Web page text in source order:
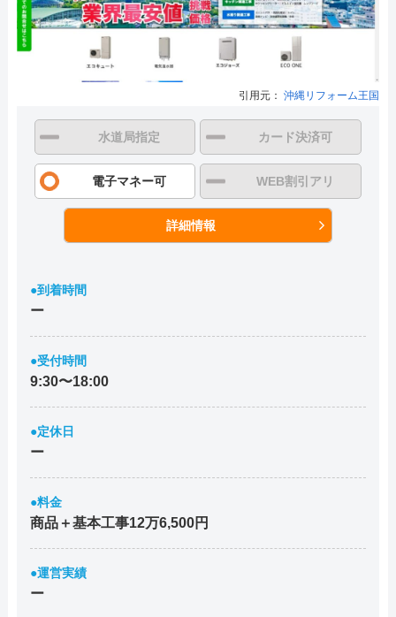
引用元： 沖縄リフォーム王国
水道局指定 カード決済可
電子マネー可 WEB割引アリ
詳細情報
●到着時間
ー
●受付時間
9:30〜18:00
●定休日
ー
●料金
商品＋基本工事12万6,500円
●運営実績
ー